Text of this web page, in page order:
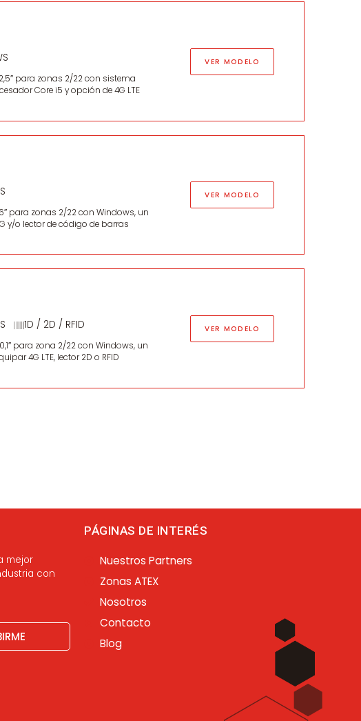
para zonas 2/22 con sistema
Core i5 y opción de 4G LTE
VER MODELO
para zonas 2/22 con Windows, un
y/o lector de código de barras
VER MODELO
1D / 2D / RFID
para zona 2/22 con Windows, un
4G LTE, lector 2D o RFID
VER MODELO
mejor
con
PÁGINAS DE INTERÉS
Nuestros Partners
Zonas ATEX
Nosotros
Contacto
Blog